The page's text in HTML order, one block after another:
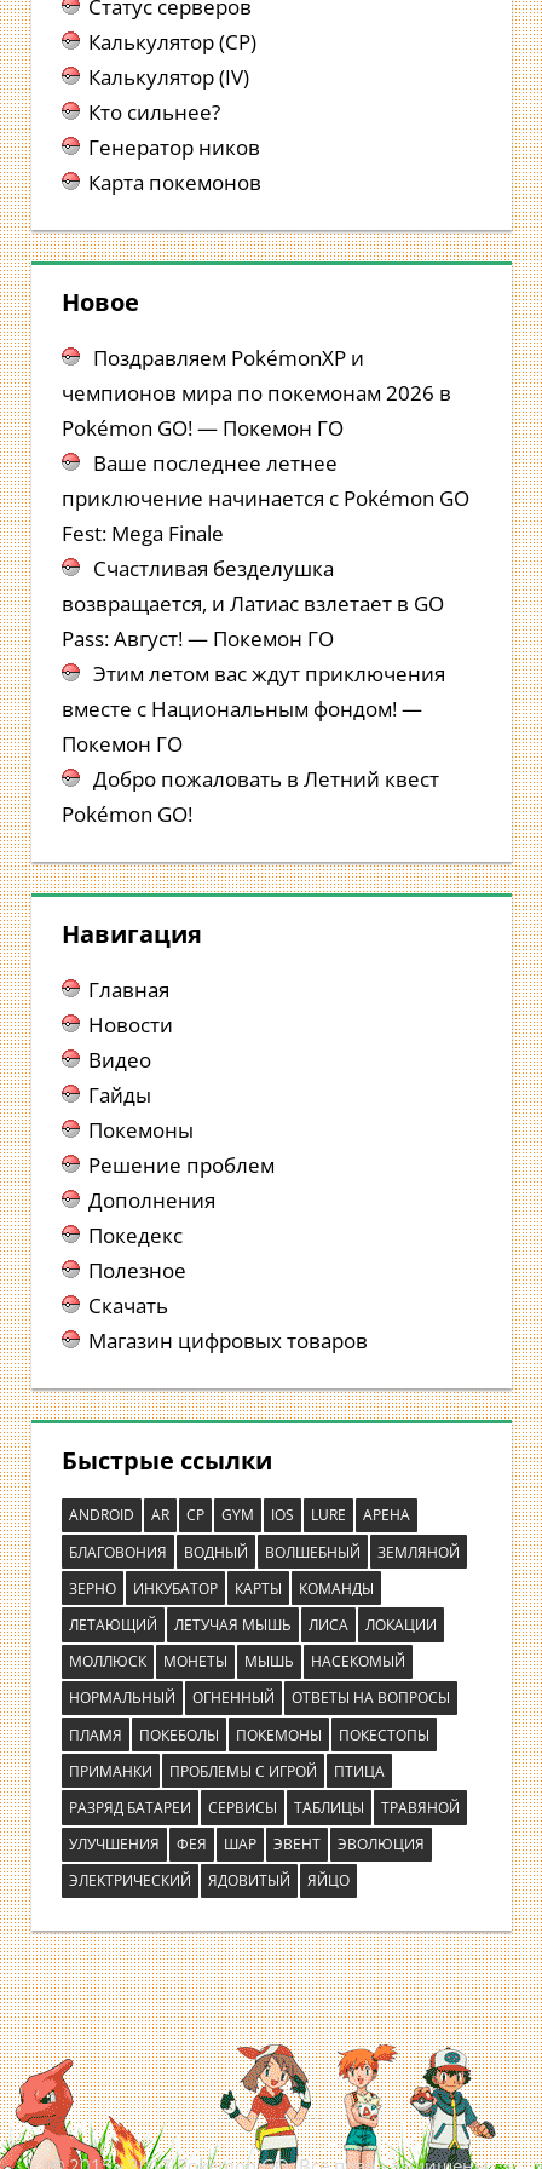
Статус серверов
Калькулятор (CP)
Калькулятор (IV)
Кто сильнее?
Генератор ников
Карта покемонов
Новое
Поздравляем PokémonXP и
чемпионов мира по покемонам 2026 в
Pokémon GO! — Покемон ГО
Ваше последнее летнее
приключение начинается с Pokémon GO
Fest: Mega Finale
Счастливая безделушка
возвращается, и Латиас взлетает в GO
Pass: Август! — Покемон ГО
Этим летом вас ждут приключения
вместе с Национальным фондом! —
Покемон ГО
Добро пожаловать в Летний квест
Pokémon GO!
Навигация
Главная
Новости
Видео
Гайды
Покемоны
Решение проблем
Дополнения
Покедекс
Полезное
Скачать
Магазин цифровых товаров
Быстрые ссылки
ANDROID AR CP GYM IOS LURE
АРЕНА
БЛАГОВОНИЯ
ВОДНЫЙ ВОЛШЕБНЫЙ
ЗЕМЛЯНОЙ
ЗЕРНО
ИНКУБАТОР КАРТЫ
КОМАНДЫ
ЛЕТАЮЩИЙ
ЛЕТУЧАЯ МЫШЬ ЛИСА
ЛОКАЦИИ
МОЛЛЮСК
МОНЕТЫ МЫШЬ
НАСЕКОМЫЙ
НОРМАЛЬНЫЙ
ОГНЕННЫЙ
ОТВЕТЫ НА ВОПРОСЫ
ПЛАМЯ
ПОКЕБОЛЫ ПОКЕМОНЫ
ПОКЕСТОПЫ
ПРИМАНКИ
ПРОБЛЕМЫ С ИГРОЙ
ПТИЦА
РАЗРЯД БАТАРЕИ
СЕРВИСЫ ТАБЛИЦЫ
ТРАВЯНОЙ
УЛУЧШЕНИЯ
ФЕЯ ШАР ЭВЕНТ
ЭВОЛЮЦИЯ
ЭЛЕКТРИЧЕСКИЙ
ЯДОВИТЫЙ ЯЙЦО